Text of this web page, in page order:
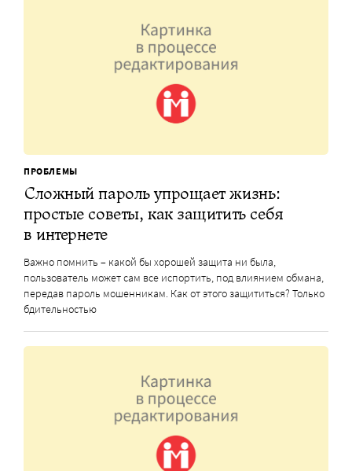
ПРОБЛЕМЫ
Сложный пароль упрощает жизнь:
простые советы, как защитить себя
в интернете
Важно помнить – какой бы хорошей защита ни была,
пользователь может сам все испортить, под влиянием обмана,
передав пароль мошенникам. Как от этого защититься? Только
бдительностью